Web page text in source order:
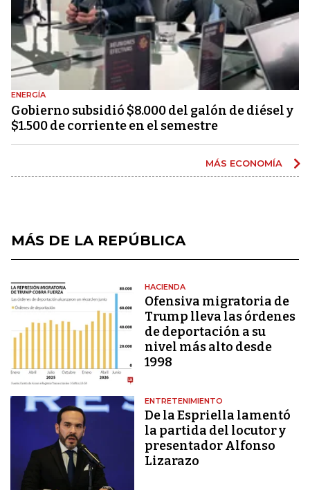
ENERGÍA
Gobierno subsidió $8.000 del galón de diésel y
$1.500 de corriente en el semestre
MÁS ECONOMÍA
MÁS DE LA REPÚBLICA
HACIENDA
Ofensiva migratoria de
Trump lleva las órdenes
de deportación a su
nivel más alto desde
1998
ENTRETENIMIENTO
De la Espriella lamentó
la partida del locutor y
presentador Alfonso
Lizarazo